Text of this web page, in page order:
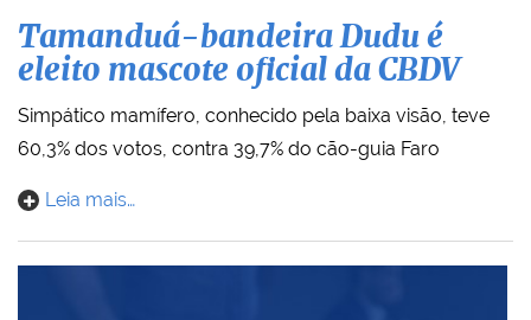
Tamanduá-bandeira Dudu é
eleito mascote oficial da CBDV
Simpático mamífero, conhecido pela baixa visão, teve
60,3% dos votos, contra 39,7% do cão-guia Faro
Leia mais…